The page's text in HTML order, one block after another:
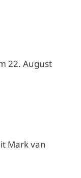
22. August
Mark van